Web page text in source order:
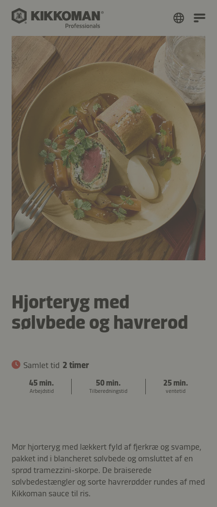
Hjorteryg med
sølvbede og havrerod
Samlet tid 2 timer
45 min.
Arbejdstid
50 min.
Tilberedningstid
25 min.
ventetid
Mør hjorteryg med lækkert fyld af fjerkræ og svampe,
pakket ind i blancheret sølvbede og omsluttet af en
sprød tramezzini-skorpe. De braiserede
sølvbedestængler og sorte havrerødder rundes af med
Kikkoman sauce til ris.